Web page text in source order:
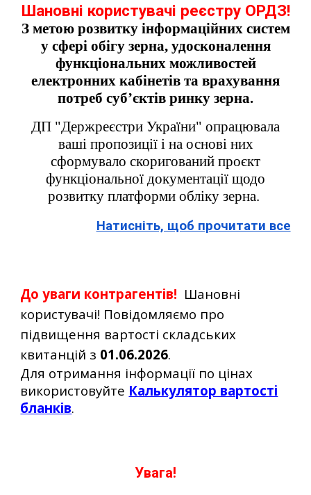
Шановні користувачі реєстру ОРДЗ!
З метою розвитку інформаційних систем
у сфері обігу зерна, удосконалення
функціональних можливостей
електронних кабінетів та врахування
потреб суб’єктів ринку зерна.
ДП "Держреєстри України" опрацювала
ваші пропозиції і на основі них
сформувало скоригований проєкт
функціональної документації щодо
розвитку платформи обліку зерна.
Натисніть, щоб прочитати все
До уваги контрагентів! Шановні
користувачі! Повідомляємо про
підвищення вартості складських
квитанцій з 01.06.2026.
Для отримання інформації по цінах
використовуйте Калькулятор вартості
бланків.
Увага!